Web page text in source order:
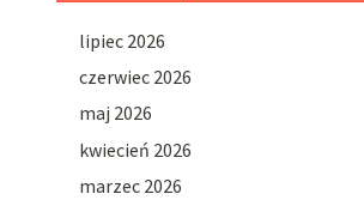
lipiec 2026
czerwiec 2026
maj 2026
kwiecień 2026
marzec 2026